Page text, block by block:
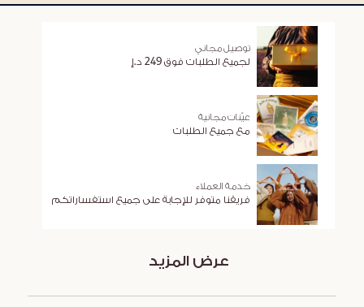
توصيل مجاني
لجميع الطلبات فوق 249 د.إ
عيّنات مجانية
مع جميع الطلبات
خدمة العملاء
فريقنا متوفر للإجابة على جميع استفساراتكم
عرض المزيد